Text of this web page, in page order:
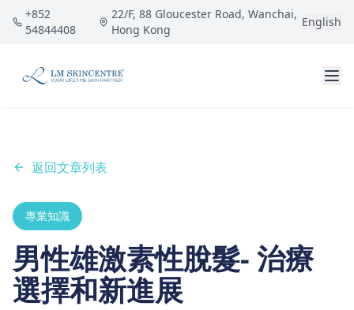
跳到主要內容
+852
54844408
22/F, 88 Gloucester Road, Wanchai,
Hong Kong
English
返回文章列表
專業知識
男性雄激素性脫髮- 治療
選擇和新進展